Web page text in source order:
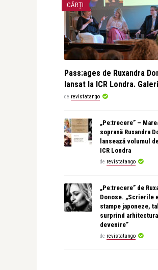
CĂRȚI
Pass:ages de Ruxandra
lansat la ICR Londra.
de revistatango
„Pe:trecere” –
soprană Ruxandra
lansează volumul
ICR Londra
de revistatango
„Pe:trecere” de
Donose. „Scrierile
stampe japoneze,
surprind arhitectura
devenire”
de revistatango